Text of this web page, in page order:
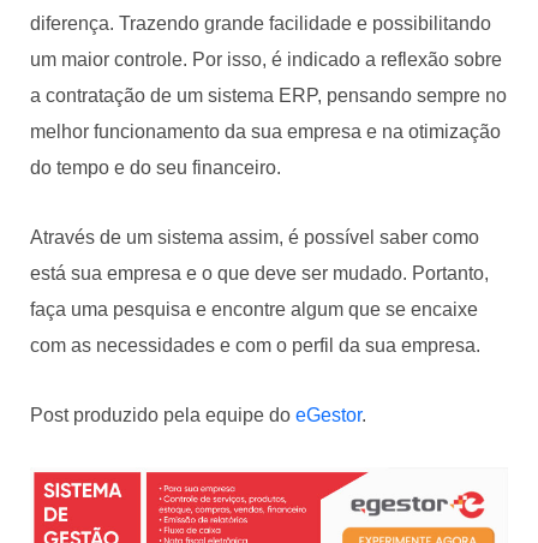
diferença. Trazendo grande facilidade e possibilitando
um maior controle. Por isso, é indicado a reflexão sobre
a contratação de um sistema ERP, pensando sempre no
melhor funcionamento da sua empresa e na otimização
do tempo e do seu financeiro.
Através de um sistema assim, é possível saber como
está sua empresa e o que deve ser mudado. Portanto,
faça uma pesquisa e encontre algum que se encaixe
com as necessidades e com o perfil da sua empresa.
Post produzido pela equipe do eGestor.